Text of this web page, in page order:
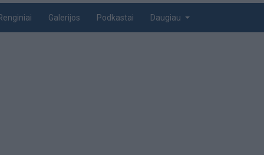
top
Galerijos Podkastai Daugiau